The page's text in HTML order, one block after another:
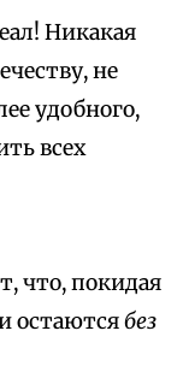
Никакая
не
удобного,
всех
что, покидая
остаютсябез